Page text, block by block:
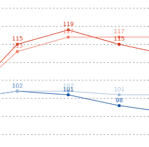
102
101
98
102 102
101
115
119
115
113
117 117